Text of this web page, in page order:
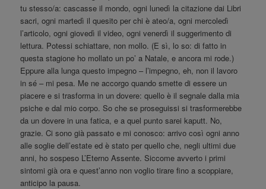
tu stesso/a: cascasse il mondo, ogni lunedì la citazione dai Libri
sacri, ogni martedì il quesito per chi è ateo/a, ogni mercoledì
l’articolo, ogni giovedì il video, ogni venerdì il suggerimento di
lettura. Potessi schiattare, non mollo. (E sì, lo so: di fatto in
questa stagione ho mollato un po’ a Natale, e ancora mi rode.)
Eppure alla lunga questo impegno – l’impegno, eh, non il lavoro
in sé – mi pesa. Me ne accorgo quando smette di essere un
piacere e si trasforma in un dovere: quello è il segnale dalla mia
psiche e dal mio corpo. So che se proseguissi si trasformerebbe
da un dovere in una fatica, e a quel punto sarei kaputt. No,
grazie. Ci sono già passato e mi conosco: arrivo così ogni anno
alle soglie dell’estate ed è stato per quello che, negli ultimi due
anni, ho sospeso L’Eterno Assente. Siccome avverto i primi
sintomi già ora e quest’anno non voglio tirare fino a scoppiare,
anticipo la pausa.